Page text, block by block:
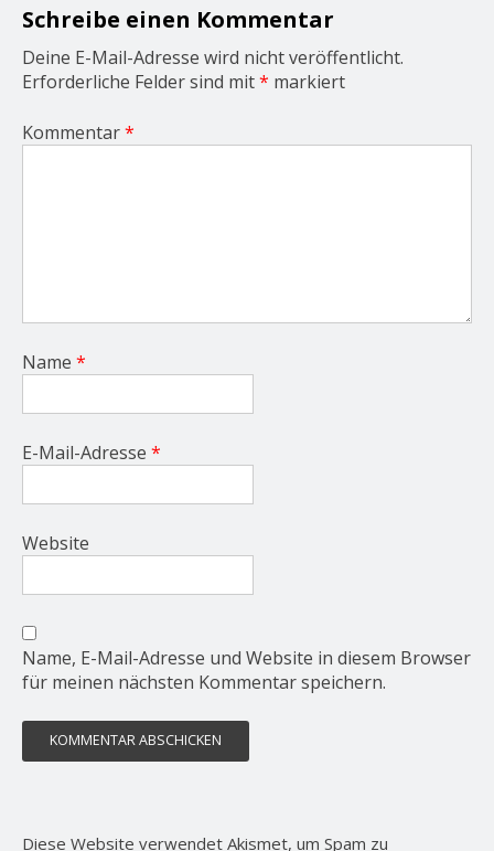
o
n
Schreibe einen Kommentar
Deine E-Mail-Adresse wird nicht veröffentlicht.
Erforderliche Felder sind mit* markiert
Kommentar*
Name *
E-Mail-Adresse *
Website
Name, E-Mail-Adresse und Website in diesem Browser
für meinen nächsten Kommentar speichern.
Diese Website verwendet Akismet, um Spam zu